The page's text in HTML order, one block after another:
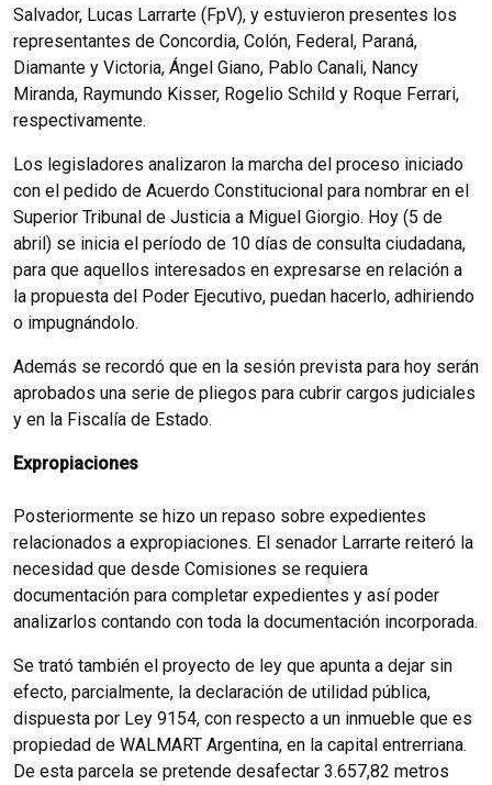
Salvador, Lucas Larrarte (FpV), y estuvieron presentes los
representantes de Concordia, Colón, Federal, Paraná,
Diamante y Victoria, Ángel Giano, Pablo Canali, Nancy
Miranda, Raymundo Kisser, Rogelio Schild y Roque Ferrari,
respectivamente.
Los legisladores analizaron la marcha del proceso iniciado
con el pedido de Acuerdo Constitucional para nombrar en el
Superior Tribunal de Justicia a Miguel Giorgio. Hoy (5 de
abril) se inicia el período de 10 días de consulta ciudadana,
para que aquellos interesados en expresarse en relación a
la propuesta del Poder Ejecutivo, puedan hacerlo, adhiriendo
o impugnándolo.
Además se recordó que en la sesión prevista para hoy serán
aprobados una serie de pliegos para cubrir cargos judiciales
y en la Fiscalía de Estado.
Expropiaciones
Posteriormente se hizo un repaso sobre expedientes
relacionados a expropiaciones. El senador Larrarte reiteró la
necesidad que desde Comisiones se requiera
documentación para completar expedientes y así poder
analizarlos contando con toda la documentación incorporada.
Se trató también el proyecto de ley que apunta a dejar sin
efecto, parcialmente, la declaración de utilidad pública,
dispuesta por Ley 9154, con respecto a un inmueble que es
propiedad de WALMART Argentina, en la capital entrerriana.
De esta parcela se pretende desafectar 3.657,82 metros